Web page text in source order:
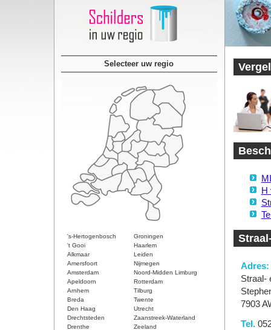
Selecteer uw regio
's-Hertogenbosch
Groningen
't Gooi
Haarlem
Alkmaar
Leiden
Amersfoort
Nijmegen
Amsterdam
Noord-Midden Limburg
Apeldoorn
Rotterdam
Arnhem
Tilburg
Breda
Twente
Den Haag
Utrecht
Drechtsteden
Zaanstreek-Waterland
Drenthe
Zeeland
H
Adres:
Straal-
7903
Tel.